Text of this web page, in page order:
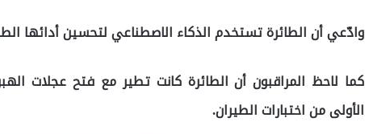
وادّعي أن الطائرة تستخدم الذكاء الاصطناعي لتحسين أدائها
كما لاحظ المراقبون أن الطائرة كانت تطير مع فتح عجلات
الأولى من اختبارات الطيران.